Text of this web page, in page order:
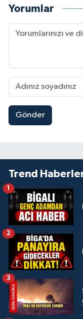
Yorumlar
Gönder
Trend
1
2
3